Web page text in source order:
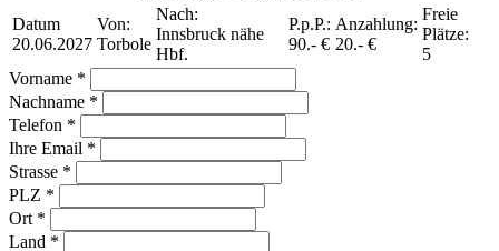
Datum
20.06.2027
Von:
Torbole
Nach:
Innsbruck nähe
Hbf.
P.p.P.:
90.- €
Anzahlung:
20.- €
Freie
Plätze:
5
Vorname *
Nachname *
Telefon *
Ihre Email *
Strasse *
PLZ *
Ort *
Land *